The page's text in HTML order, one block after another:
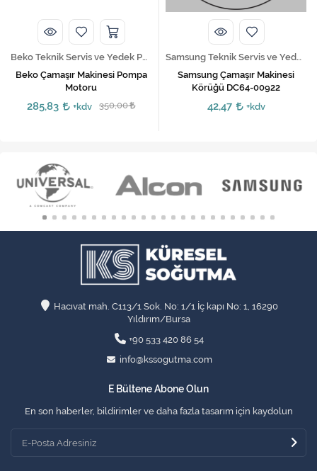
Beko Teknik Servis ve Yedek Parça Hizmetleri
Beko Çamaşır Makinesi Pompa
Motoru
285,83 +kdv 350,00
Samsung Teknik Servis ve Yedek Parça Hizmetleri
Samsung Çamaşır Makinesi
Körüğü DC64-00922
42,47 +kdv
Hacıvat mah. C113/1 Sok. No: 1/1 İç kapı No: 1, 16290
Yıldırım/Bursa
+90 533 420 86 54
info@kssogutma.com
E Bültene Abone Olun
En son haberler, bildirimler ve daha fazla tasarım için kaydolun